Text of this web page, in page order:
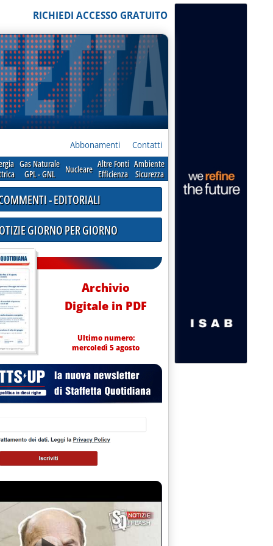
RICHIEDI ACCESSO GRATUITO
Abbonamenti Contatti
Gas Naturale
GPL - GNL
Nucleare Altre Fonti
Efficienza
Ambiente
Sicurezza
- EDITORIALI
GIORNO PER GIORNO
Archivio
Digitale in PDF
Ultimo numero:
mercoledì 5 agosto